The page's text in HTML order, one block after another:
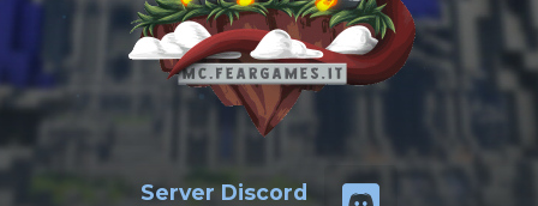
Server Discord